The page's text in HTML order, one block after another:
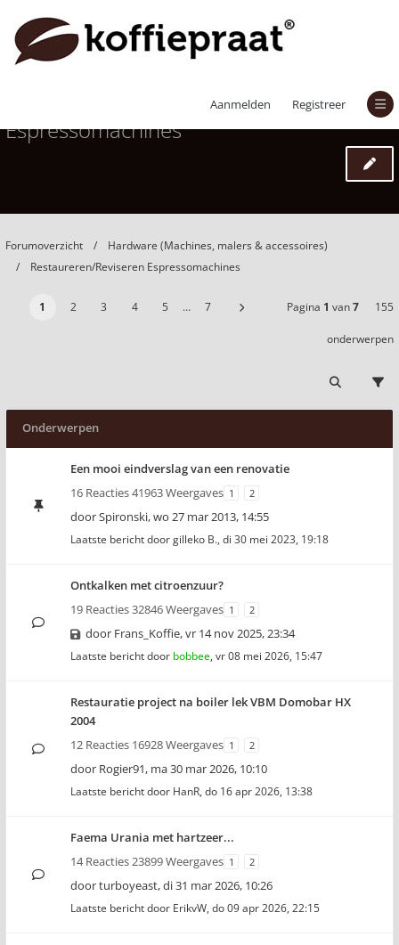
Aanmelden Registreer
Restaureren/Reviseren
Espressomachines
Forumoverzicht
Hardware (Machines, malers & accessoires)
Restaureren/Reviseren Espressomachines
1 2 3 4 5 … 7 Pagina 1 van7 155
onderwerpen
Onderwerpen
Een mooi eindverslag van een renovatie
16 Reacties 41963 Weergaves 1 2
doorSpironski,wo 27 mar 2013, 14:55
Laatste bericht doorgilleko B., di 30 mei 2023, 19:18
Ontkalken met citroenzuur?
19 Reacties 32846 Weergaves 1 2
door Frans_Koffie,vr 14 nov 2025, 23:34
Laatste bericht door bobbee, vr 08 mei 2026, 15:47
Restauratie project na boiler lek VBM Domobar HX
2004
12 Reacties 16928 Weergaves 1 2
door Rogier91, ma 30 mar 2026, 10:10
Laatste bericht door HanR, do 16 apr 2026, 13:38
Faema Urania met hartzeer...
14 Reacties 23899 Weergaves 1 2
doorturboyeast,di 31 mar 2026, 10:26
Laatste bericht door ErikvW, do 09 apr 2026, 22:15